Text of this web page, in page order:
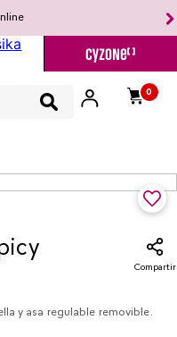
0
Compartir
y asa regulable removible.